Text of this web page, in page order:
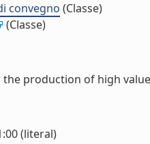
convegno (Classe)
(Classe)
production of high
(literal)